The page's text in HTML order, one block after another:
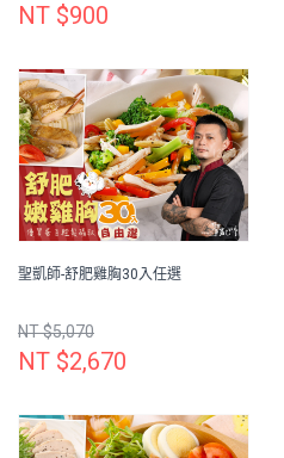
NT $900
聖凱師-舒肥雞胸30入任選
NT $5,070
NT $2,670